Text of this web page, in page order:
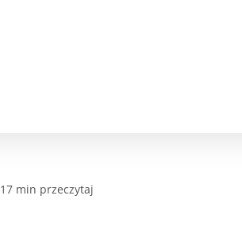
17 min przeczytaj